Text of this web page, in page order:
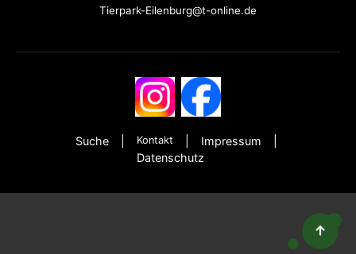
Tierpark-Eilenburg@t-online.de
Suche Kontakt
Impressum
Datenschutz
↑